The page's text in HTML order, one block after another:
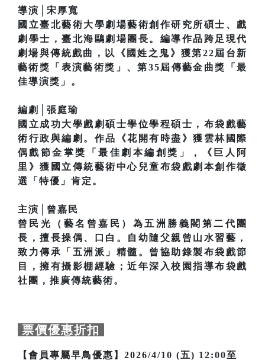
導演│宋厚寬
國立臺北藝術大學劇場藝術創作研究所碩士、戲
劇學士，臺北海鷗劇場團長。編導作品跨足現代
劇場與傳統戲曲，以《國姓之鬼》獲第22屆台新
藝術獎「表演藝術獎」、第35屆傳藝金曲獎「最
佳導演獎」。
編劇│張庭瑜
國立成功大學戲劇碩士學位學程碩士，布袋戲藝
術行政與編劇。作品《花開有時盡》獲雲林國際
偶戲節金掌獎「最佳劇本編創獎」，《巨人阿
里》獲國立傳統藝術中心兒童布袋戲劇本創作徵
選「特優」肯定。
主演│曾嘉民
曾民光（藝名曾嘉民）為五洲勝義閣第二代團
長，擅長操偶、口白。自幼隨父親曾山水習藝，
致力傳承「五洲派」精髓。曾協助錄製布袋戲節
目，擁有攝影棚經驗；近年深入校園指導布袋戲
社團，推廣傳統藝術。
票價優惠折扣
【會員專屬早鳥優惠】2026/4/10 (五) 12:00至